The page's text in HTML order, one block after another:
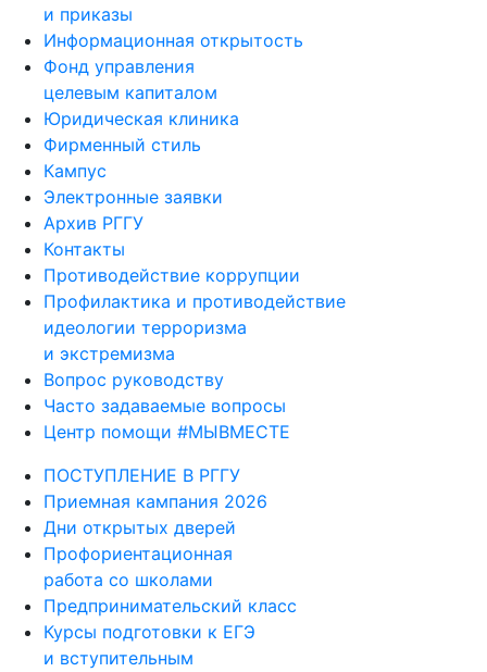
и приказы
Информационная открытость
Фонд управления
целевым капиталом
Юридическая клиника
Фирменный стиль
Кампус
Электронные заявки
Архив РГГУ
Контакты
Противодействие коррупции
Профилактика и противодействие
идеологии терроризма
и экстремизма
Вопрос руководству
Часто задаваемые вопросы
Центр помощи #МЫВМЕСТЕ
ПОСТУПЛЕНИЕ В РГГУ
Приемная кампания 2026
Дни открытых дверей
Профориентационная
работа со школами
Предпринимательский класс
Курсы подготовки к ЕГЭ
и вступительным